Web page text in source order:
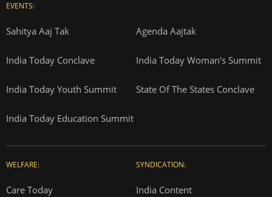
EVENTS:
Sahitya Aaj Tak Agenda Aajtak
India Today Conclave India Today Woman's Summit
India Today Youth Summit State Of The States Conclave
India Today Education Summit
WELFARE:
Care Today
SYNDICATION:
India Content